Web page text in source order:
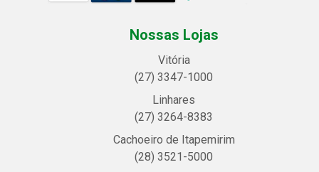
Nossas Lojas
Vitória
(27) 3347-1000
Linhares
(27) 3264-8383
Cachoeiro de Itapemirim
(28) 3521-5000